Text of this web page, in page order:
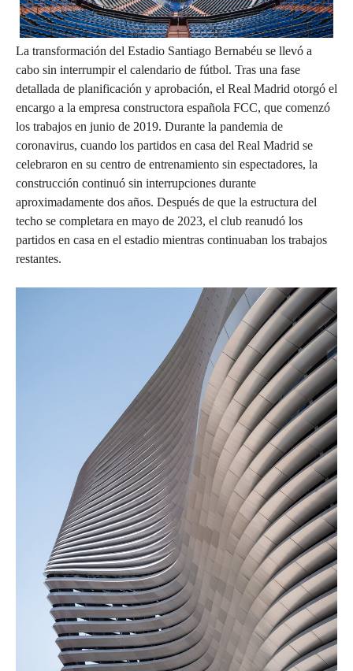
La transformación del Estadio Santiago Bernabéu se llevó a
cabo sin interrumpir el calendario de fútbol. Tras una fase
detallada de planificación y aprobación, el Real Madrid otorgó el
encargo a la empresa constructora española FCC, que comenzó
los trabajos en junio de 2019. Durante la pandemia de
coronavirus, cuando los partidos en casa del Real Madrid se
celebraron en su centro de entrenamiento sin espectadores, la
construcción continuó sin interrupciones durante
aproximadamente dos años. Después de que la estructura del
techo se completara en mayo de 2023, el club reanudó los
partidos en casa en el estadio mientras continuaban los trabajos
restantes.